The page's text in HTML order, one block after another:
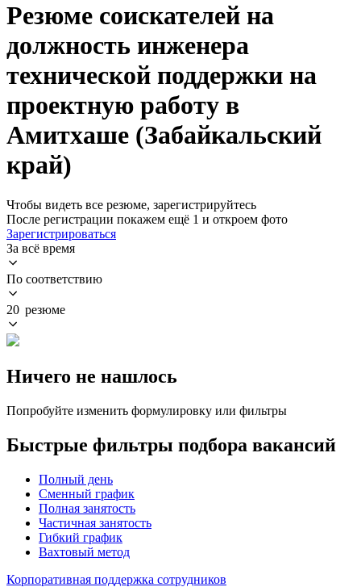
Резюме соискателей на
должность инженера
технической поддержки на
проектную работу в
Амитхаше (Забайкальский
край)
Чтобы видеть все резюме, зарегистрируйтесь
После регистрации покажем ещё 1 и откроем фото
Зарегистрироваться
За всё время
По соответствию
20 резюме
Ничего не нашлось
Попробуйте изменить формулировку или фильтры
Быстрые фильтры подбора вакансий
Полный день
Сменный график
Полная занятость
Частичная занятость
Гибкий график
Вахтовый метод
Корпоративная поддержка сотрудников